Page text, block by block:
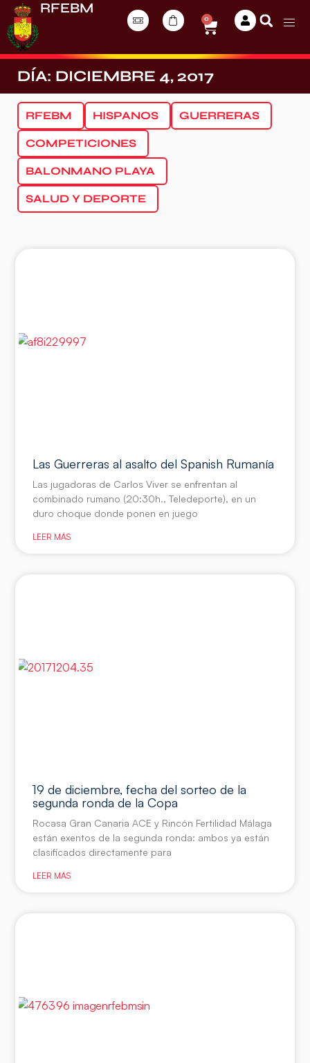
RFEBM
0
DÍA: DICIEMBRE 4, 2017
RFEBM HISPANOS GUERRERAS
COMPETICIONES
BALONMANO PLAYA
SALUD Y DEPORTE
Las Guerreras al asalto del Spanish Rumanía
Las jugadoras de Carlos Viver se enfrentan al
combinado rumano (20:30h., Teledeporte), en un
duro choque donde ponen en juego
LEER MÁS
19 de diciembre, fecha del sorteo de la
segunda ronda de la Copa
Rocasa Gran Canaria ACE y Rincón Fertilidad Málaga
están exentos de la segunda ronda: ambos ya están
clasificados directamente para
LEER MÁS